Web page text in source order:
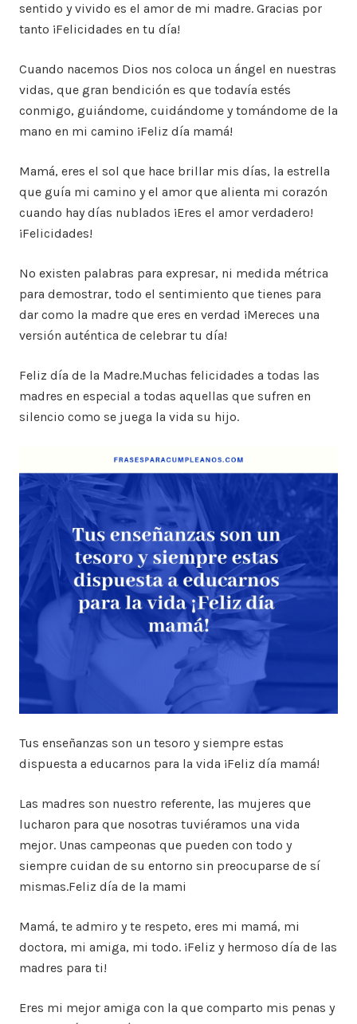
sentido y vivido es el amor de mi madre. Gracias por
tanto ¡Felicidades en tu día!
Cuando nacemos Dios nos coloca un ángel en nuestras
vidas, que gran bendición es que todavía estés
conmigo, guiándome, cuidándome y tomándome de la
mano en mi camino ¡Feliz día mamá!
Mamá, eres el sol que hace brillar mis días, la estrella
que guía mi camino y el amor que alienta mi corazón
cuando hay días nublados ¡Eres el amor verdadero!
¡Felicidades!
No existen palabras para expresar, ni medida métrica
para demostrar, todo el sentimiento que tienes para
dar como la madre que eres en verdad ¡Mereces una
versión auténtica de celebrar tu día!
Feliz día de la Madre.Muchas felicidades a todas las
madres en especial a todas aquellas que sufren en
silencio como se juega la vida su hijo.
Tus enseñanzas son un tesoro y siempre estas
dispuesta a educarnos para la vida ¡Feliz día mamá!
Las madres son nuestro referente, las mujeres que
lucharon para que nosotras tuviéramos una vida
mejor. Unas campeonas que pueden con todo y
siempre cuidan de su entorno sin preocuparse de sí
mismas.Feliz día de la mami
Mamá, te admiro y te respeto, eres mi mamá, mi
doctora, mi amiga, mi todo. ¡Feliz y hermoso día de las
madres para ti!
Eres mi mejor amiga con la que comparto mis penas y